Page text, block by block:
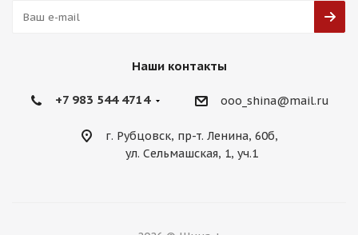
Наши контакты
+7 983 544 4714 ooo_shina@mail.ru
г. Рубцовск, пр-т. Ленина, 60б,
ул. Сельмашская, 1, уч.1